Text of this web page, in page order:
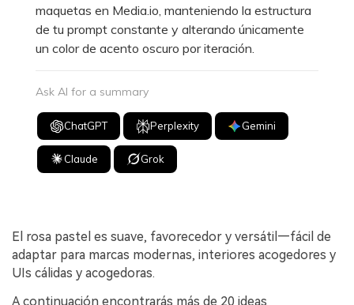
maquetas en Media.io, manteniendo la estructura
de tu prompt constante y alterando únicamente
un color de acento oscuro por iteración.
Ask AI for a summary
ChatGPT Perplexity Gemini
Claude Grok
El rosa pastel es suave, favorecedor y versátil—fácil de
adaptar para marcas modernas, interiores acogedores y
UIs cálidas y acogedoras.
A continuación encontrarás más de 20 ideas